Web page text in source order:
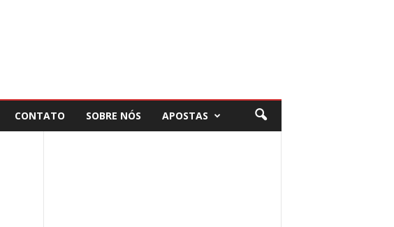
CONTATO SOBRE NÓS APOSTAS